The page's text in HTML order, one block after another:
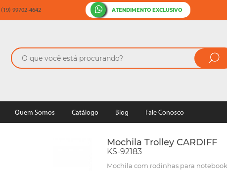
99702-4642 ATENDIMENTO EXCLUSIVO
Quem Somos Catálogo Blog Fale Conosco
Mochila Trolley CARDIFF
KS-92183
Mochila com rodinhas para